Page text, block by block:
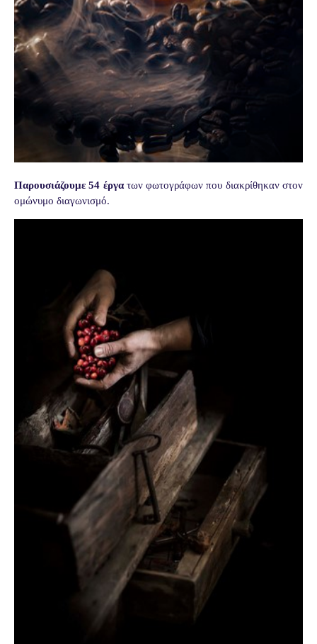
Παρουσιάζουμε 54 έργατων φωτογράφων που διακρίθηκαν στον
ομώνυμο διαγωνισμό.